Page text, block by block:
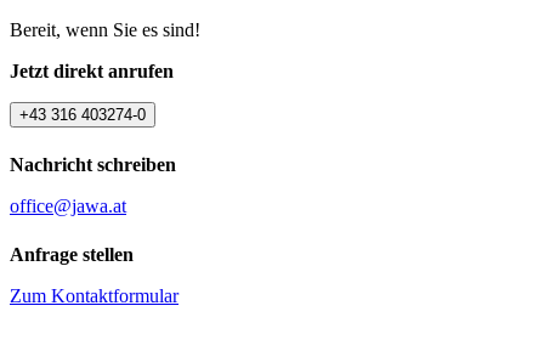
Bereit, wenn Sie es sind!
Jetzt direkt anrufen
+43 316 403274-0
Nachricht schreiben
office@jawa.at
Anfrage stellen
Zum Kontaktformular